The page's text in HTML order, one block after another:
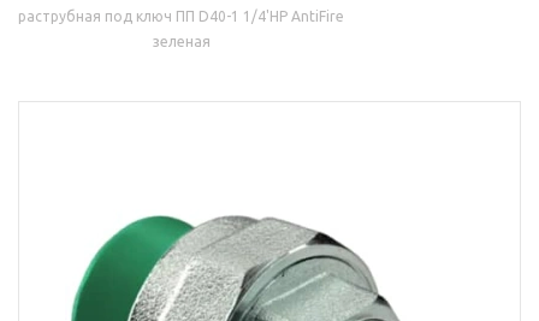
раструбная под ключ ПП D40-1 1/4'НР AntiFire
зеленая